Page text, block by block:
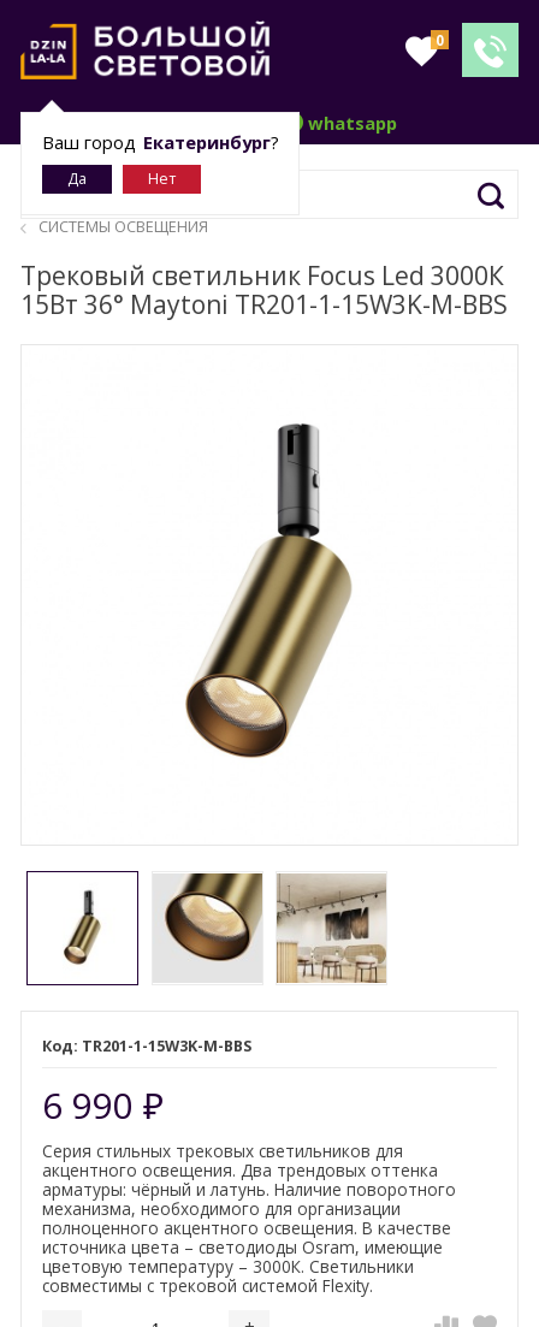
0
Ваш город Екатеринбург?
whatsapp
СИСТЕМЫ ОСВЕЩЕНИЯ
Трековый светильник Focus Led 3000К
15Вт 36° Maytoni TR201-1-15W3K-M-BBS
TR201-1-15W3K-M-BBS
6 990 ₽
Серия стильных трековых светильников для
акцентного освещения. Два трендовых оттенка
арматуры: чёрный и латунь. Наличие поворотного
механизма, необходимого для организации
полноценного акцентного освещения. В качестве
источника цвета – светодиоды Osram, имеющие
цветовую температуру – 3000К. Светильники
совместимы с трековой системой Flexity.